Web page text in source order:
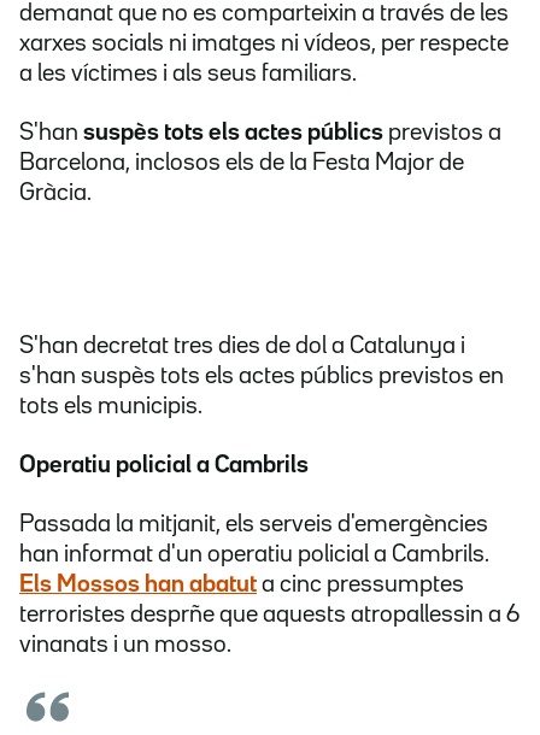
demanat que no es comparteixin a través de les
xarxes socials ni imatges ni vídeos, per respecte
a les víctimes i als seus familiars.
S'han suspès tots els actes públics previstos a
Barcelona, inclosos els de la Festa Major de
Gràcia.
S'han decretat tres dies de dol a Catalunya i
s'han suspès tots els actes públics previstos en
tots els municipis.
Operatiu policial a Cambrils
Passada la mitjanit, els serveis d'emergències
han informat d'un operatiu policial a Cambrils.
Els Mossos han abatut a cinc pressumptes
terroristes desprñe que aquests atropallessin a 6
vinanats i un mosso.